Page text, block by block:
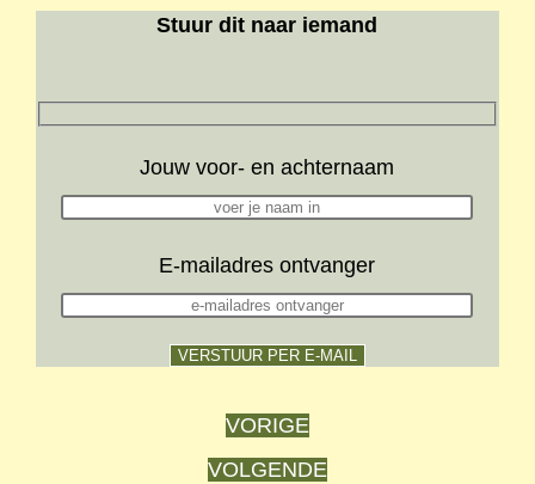
Stuur dit naar iemand
Jouw voor- en achternaam
E-mailadres ontvanger
VORIGE
VOLGENDE